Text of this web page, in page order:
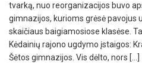
tvarką, nuo reorganizacijos buvo
gimnazijos, kurioms grėsė pavojus
skaičiaus baigiamosiose klasėse.
Kėdainių rajono ugdymo įstaigos:
Šėtos gimnazijos. Vis dėlto, nors […]